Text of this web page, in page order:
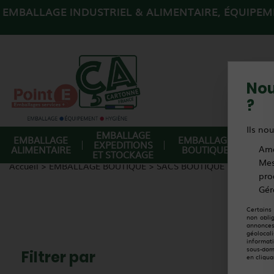
EMBALLAGE INDUSTRIEL & ALIMENTAIRE,
EMBALLAGE
ALIMENTAIRE
EMBALLAGE
EXPEDITIONS
ET STOCKAGE
EMBALLAGE
BOUTIQUE
Accueil >EMBALLAGE BOUTIQUE >SACS BOUTIQUE > SACS PP
Filtrer par
?
Ils
Certains
non
sous-
en